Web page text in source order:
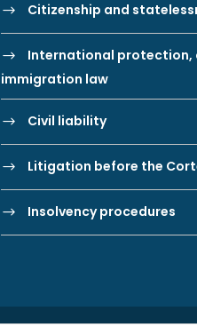
Citizenship and
International protection,
immigration law
Civil liability
Litigation before the
Insolvency procedures